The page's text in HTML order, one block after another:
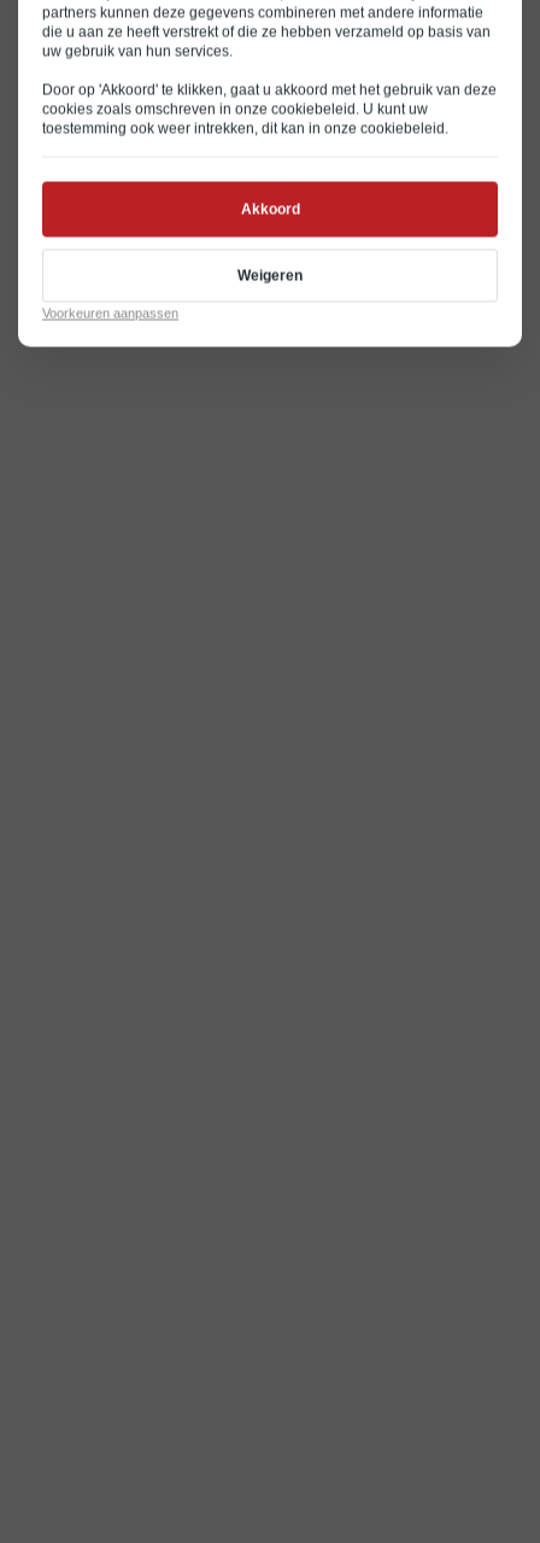
partners kunnen deze gegevens combineren met andere informatie
die u aan ze heeft verstrekt of die ze hebben verzameld op basis van
uw gebruik van hun services.
Door op 'Akkoord' te klikken, gaat u akkoord met het gebruik van deze
cookies zoals omschreven in onze cookiebeleid. U kunt uw
toestemming ook weer intrekken, dit kan in onze cookiebeleid.
Akkoord
Weigeren
Voorkeuren aanpassen
Relevante berichten